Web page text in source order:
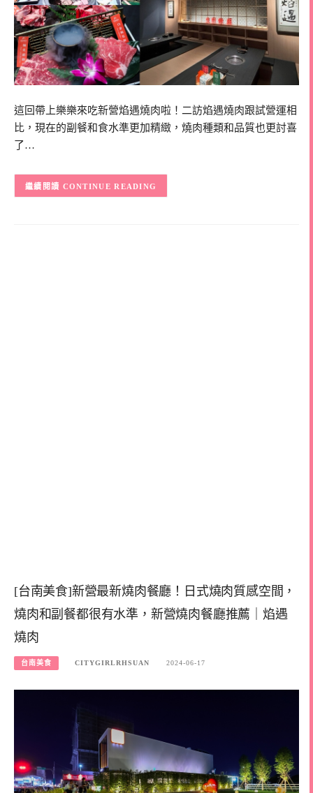
這回帶上樂樂來吃新營焰遇燒肉啦！二訪焰遇燒肉跟試營運相
比，現在的副餐和食水準更加精緻，燒肉種類和品質也更討喜
了…
CONTINUE READING
[台南美食]新營最新燒肉餐廳！日式燒肉質感空間，
燒肉和副餐都很有水準，新營燒肉餐廳推薦｜焰遇
燒肉
台南美食 CITYGIRLRHSUAN 2024-06-17